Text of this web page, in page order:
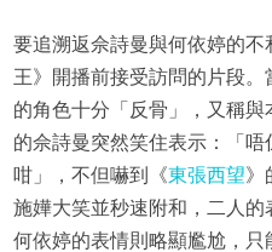
要追溯返佘詩曼與何依婷的
王》開播前接受訪問的片段
的角色十分「反骨」，又稱
的佘詩曼突然笑住表示：「
咁」，不但嚇到《東張西望》
施嬅大笑並秒速附和，二人的
何依婷的表情則略顯尷尬，